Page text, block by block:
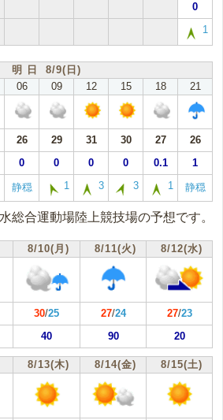
0
1
明 日 8/9(日)
06 09 12 15 18 21
26 29 31 30 27
26
0 0 0 0 0.1 1
静穏 1 3 3 1 静穏
総合運動場陸上競技場の予想です。
8/10(月) 8/11(火) 8/12(水)
30/25 27/24 27/23
40 90 20
8/13(木) 8/14(金) 8/15(土)